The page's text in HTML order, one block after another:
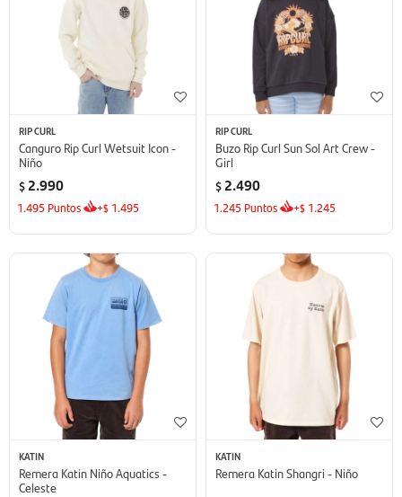
RIP CURL
Canguro Rip Curl Wetsuit Icon -
Niño
$ 2.990
1.495 Puntos +$ 1.495
RIP CURL
Buzo Rip Curl Sun Sol Art Crew -
Girl
$ 2.490
1.245 Puntos +$ 1.245
KATIN
Remera Katin Niño Aquatics -
Celeste
KATIN
Remera Katin Shangri - Niño